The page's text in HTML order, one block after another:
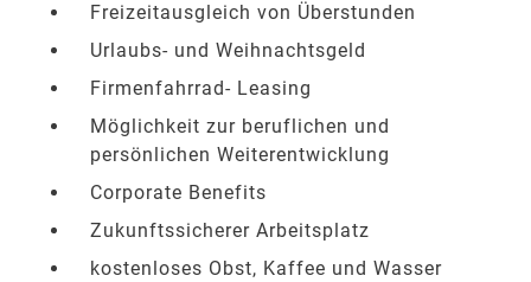
Freizeitausgleich von Überstunden
Urlaubs- und Weihnachtsgeld
Firmenfahrrad- Leasing
Möglichkeit zur beruflichen und
persönlichen Weiterentwicklung
Corporate Benefits
Zukunftssicherer Arbeitsplatz
kostenloses Obst, Kaffee und Wasser